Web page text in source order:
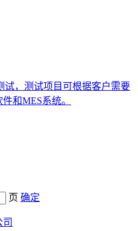
试，测试项目可根据客户需要
和MES系统。
页 确定